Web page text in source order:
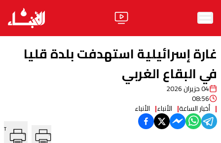
الأخبار
آراء
فيديو
مواقف
غارة إسرائيلية استهدفت بلدة قليا
في البقاع الغربي
04 حزيران 2026
08:56
أخبار الساعة الأنباء الأنباء
T